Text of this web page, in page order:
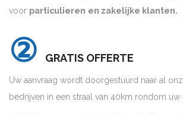
voor particulieren en zakelijke klanten.
② GRATIS OFFERTE
Uw aanvraag wordt doorgestuurd naar al
bedrijven in een straal van 40km rondom uw